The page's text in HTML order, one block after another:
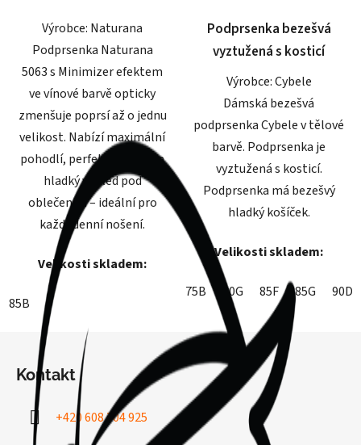
hvězdiček.
Výrobce: Naturana
Podprsenka Naturana
5063 s Minimizer efektem
ve vínové barvě opticky
zmenšuje poprsí až o jednu
velikost. Nabízí maximální
pohodlí, perfektní oporu a
hladký vzhled pod
oblečením – ideální pro
každodenní nošení.
Velikosti skladem:
85B
hvězdiček.
Podprsenka bezešvá
vyztužená s kosticí
Výrobce: Cybele
Dámská bezešvá
podprsenka Cybele v tělové
barvě. Podprsenka je
vyztužená s kosticí.
Podprsenka má bezešvý
hladký košíček.
Velikosti skladem:
75B 80G 85F 85G 90D
Kontakt
+420 608 704 925